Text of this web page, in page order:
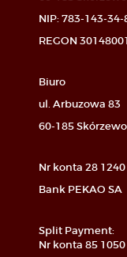
NIP: 783-143-34-
REGON
Biuro
ul. Arbuzowa 83
60-185 Skórzewo
Nr konta 28
Bank PEKAO SA
Split Payment:
Nr konta 85